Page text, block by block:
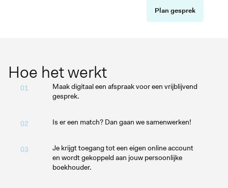
Plan gesprek
Hoe het werkt
01
Maak digitaal een afspraak voor een vrijblijvend
gesprek.
02 Is er een match? Dan gaan we samenwerken!
03
Je krijgt toegang tot een eigen online account
en wordt gekoppeld aan jouw persoonlijke
boekhouder.